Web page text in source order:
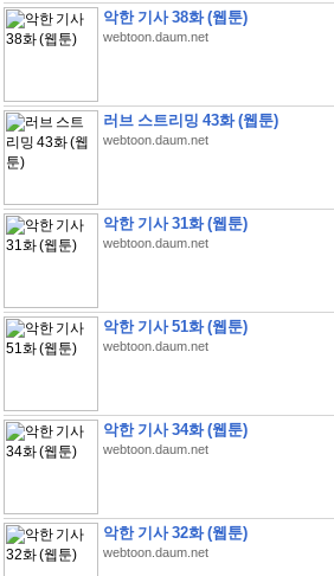
악한 기사 38화 (웹툰)
webtoon.daum.net
러브 스트리밍 43화 (웹툰)
webtoon.daum.net
악한 기사 31화 (웹툰)
webtoon.daum.net
악한 기사 51화 (웹툰)
webtoon.daum.net
악한 기사 34화 (웹툰)
webtoon.daum.net
악한 기사 32화 (웹툰)
webtoon.daum.net